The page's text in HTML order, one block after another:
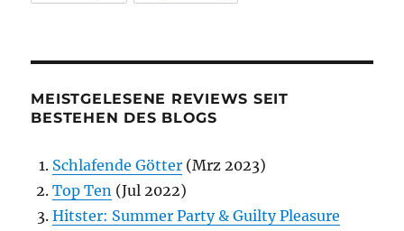
MEISTGELESENE REVIEWS SEIT
BESTEHEN DES BLOGS
Schlafende Götter (Mrz 2023)
Top Ten (Jul 2022)
Hitster: Summer Party & Guilty Pleasure